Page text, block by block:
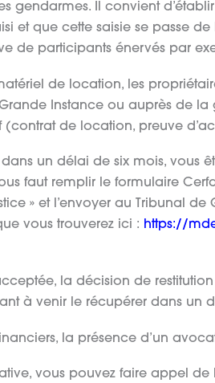
gendarmes. Il convient
et que cette saisie se passe
de participants énervés par
de location, les
Instance ou auprès de
(contrat de location, preuve
dans un délai de six mois, vous
faut remplir le formulaire
» et l’envoyer au Tribunal
vous trouverez ici : https://
la décision de
à venir le récupérer dans un
la présence d’un
vous pouvez faire appel de